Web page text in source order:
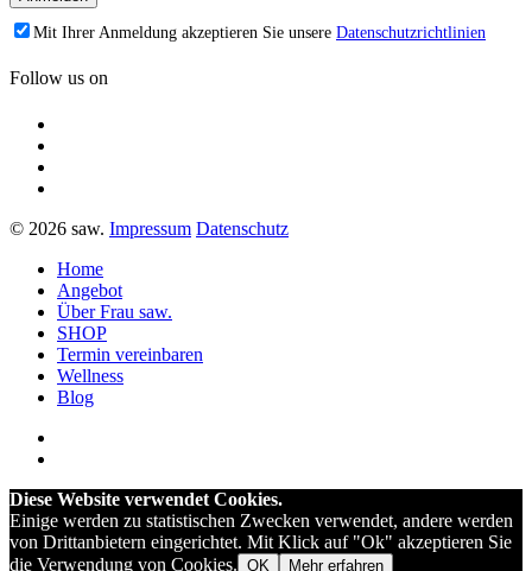
Mit Ihrer Anmeldung akzeptieren Sie unsere Datenschutzrichtlinien
Follow us on
© 2026 saw. Impressum Datenschutz
Home
Angebot
Über Frau saw.
SHOP
Termin vereinbaren
Wellness
Blog
Diese Website verwendet Cookies.
Einige werden zu statistischen Zwecken verwendet, andere werden
von Drittanbietern eingerichtet. Mit Klick auf "Ok" akzeptieren Sie
die Verwendung von Cookies. OK Mehr erfahren